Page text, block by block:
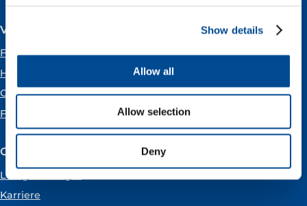
Show details
Allow all
Allow selection
Deny
Våre kontorer
Forus
Hammerfest
Oslo
Florø
Om Vår Energi
Ledige stillinger
Karriere